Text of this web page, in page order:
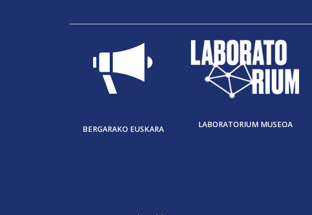
BERGARAKO EUSKARA LABORATORIUM MUSEOA